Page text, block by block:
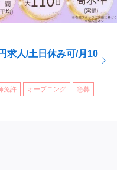
人/土日休み可/月10
免許 オープニング 急募